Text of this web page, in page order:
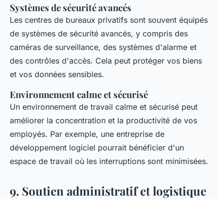
Systèmes de sécurité avancés
Les centres de bureaux privatifs sont souvent équipés
de systèmes de sécurité avancés, y compris des
caméras de surveillance, des systèmes d'alarme et
des contrôles d'accès. Cela peut protéger vos biens
et vos données sensibles.
Environnement calme et sécurisé
Un environnement de travail calme et sécurisé peut
améliorer la concentration et la productivité de vos
employés. Par exemple, une entreprise de
développement logiciel pourrait bénéficier d'un
espace de travail où les interruptions sont minimisées.
9. Soutien administratif et logistique